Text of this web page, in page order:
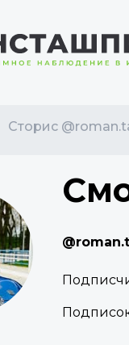
Сторис